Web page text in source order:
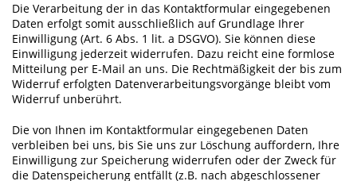
Die Verarbeitung der in das Kontaktformular eingegebenen
Daten erfolgt somit ausschließlich auf Grundlage Ihrer
Einwilligung (Art. 6 Abs. 1 lit. a DSGVO). Sie können diese
Einwilligung jederzeit widerrufen. Dazu reicht eine formlose
Mitteilung per E-Mail an uns. Die Rechtmäßigkeit der bis zum
Widerruf erfolgten Datenverarbeitungsvorgänge bleibt vom
Widerruf unberührt.
Die von Ihnen im Kontaktformular eingegebenen Daten
verbleiben bei uns, bis Sie uns zur Löschung auffordern, Ihre
Einwilligung zur Speicherung widerrufen oder der Zweck für
die Datenspeicherung entfällt (z.B. nach abgeschlossener